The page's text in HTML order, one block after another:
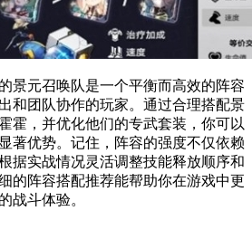
景元召唤队是一个平衡而高效的阵容
和团队协作的玩家。通过合理搭配景
霍，并优化他们的专武套装，你可以
著优势。记住，阵容的强度不仅依赖
据实战情况灵活调整技能释放顺序和
的阵容搭配推荐能帮助你在游戏中更
战斗体验。